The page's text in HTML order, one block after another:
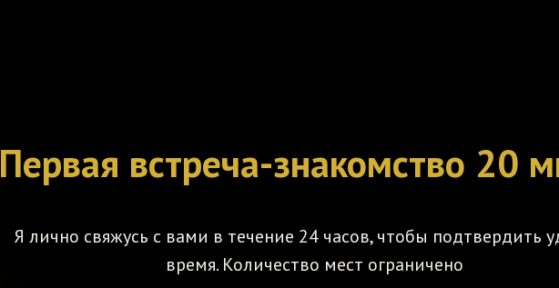
Первая встреча-знакомство 20
Я лично свяжусь с вами в течение 24 часов, чтобы подтвердить
время. Количество мест ограничено